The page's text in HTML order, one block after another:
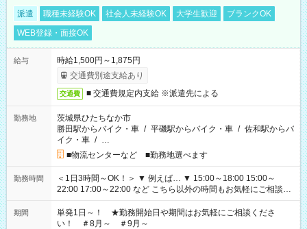
派遣 職種未経験OK 社会人未経験OK 大学生歓迎
ブランクOK
WEB登録・面接OK
給与
時給1,500円～1,875円
交通費別途支給あり
交通費 ■ 交通費規定内支給 ※派遣先による
勤務地
茨城県ひたちなか市
勝田駅からバイク・車 / 平磯駅からバイク・車 / 佐和駅からバ
イク・車 / …
■物流センターなど ■勤務地選べます
勤務時間
＜1日3時間～OK！＞ ▼ 例えば… ▼ 15:00～18:00 15:00～
22:00 17:00～22:00 など こちら以外の時間もお気軽にご相談く
ださい！
期間
単発1日～！ ★勤務開始日や期間はお気軽にご相談くださ
い！ ＃8月～ ＃9月～